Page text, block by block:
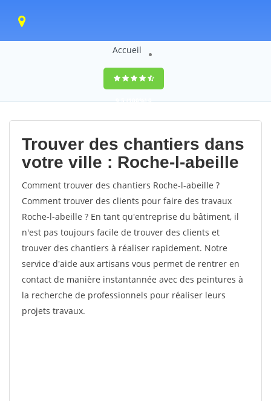
Accueil
9,5(100%)0
votes
Trouver des chantiers dans
votre ville : Roche-l-abeille
Comment trouver des chantiers Roche-l-abeille ?
Comment trouver des clients pour faire des travaux
Roche-l-abeille ? En tant qu'entreprise du bâtiment, il
n'est pas toujours facile de trouver des clients et
trouver des chantiers à réaliser rapidement. Notre
service d'aide aux artisans vous permet de rentrer en
contact de manière instantannée avec des peintures à
la recherche de professionnels pour réaliser leurs
projets travaux.